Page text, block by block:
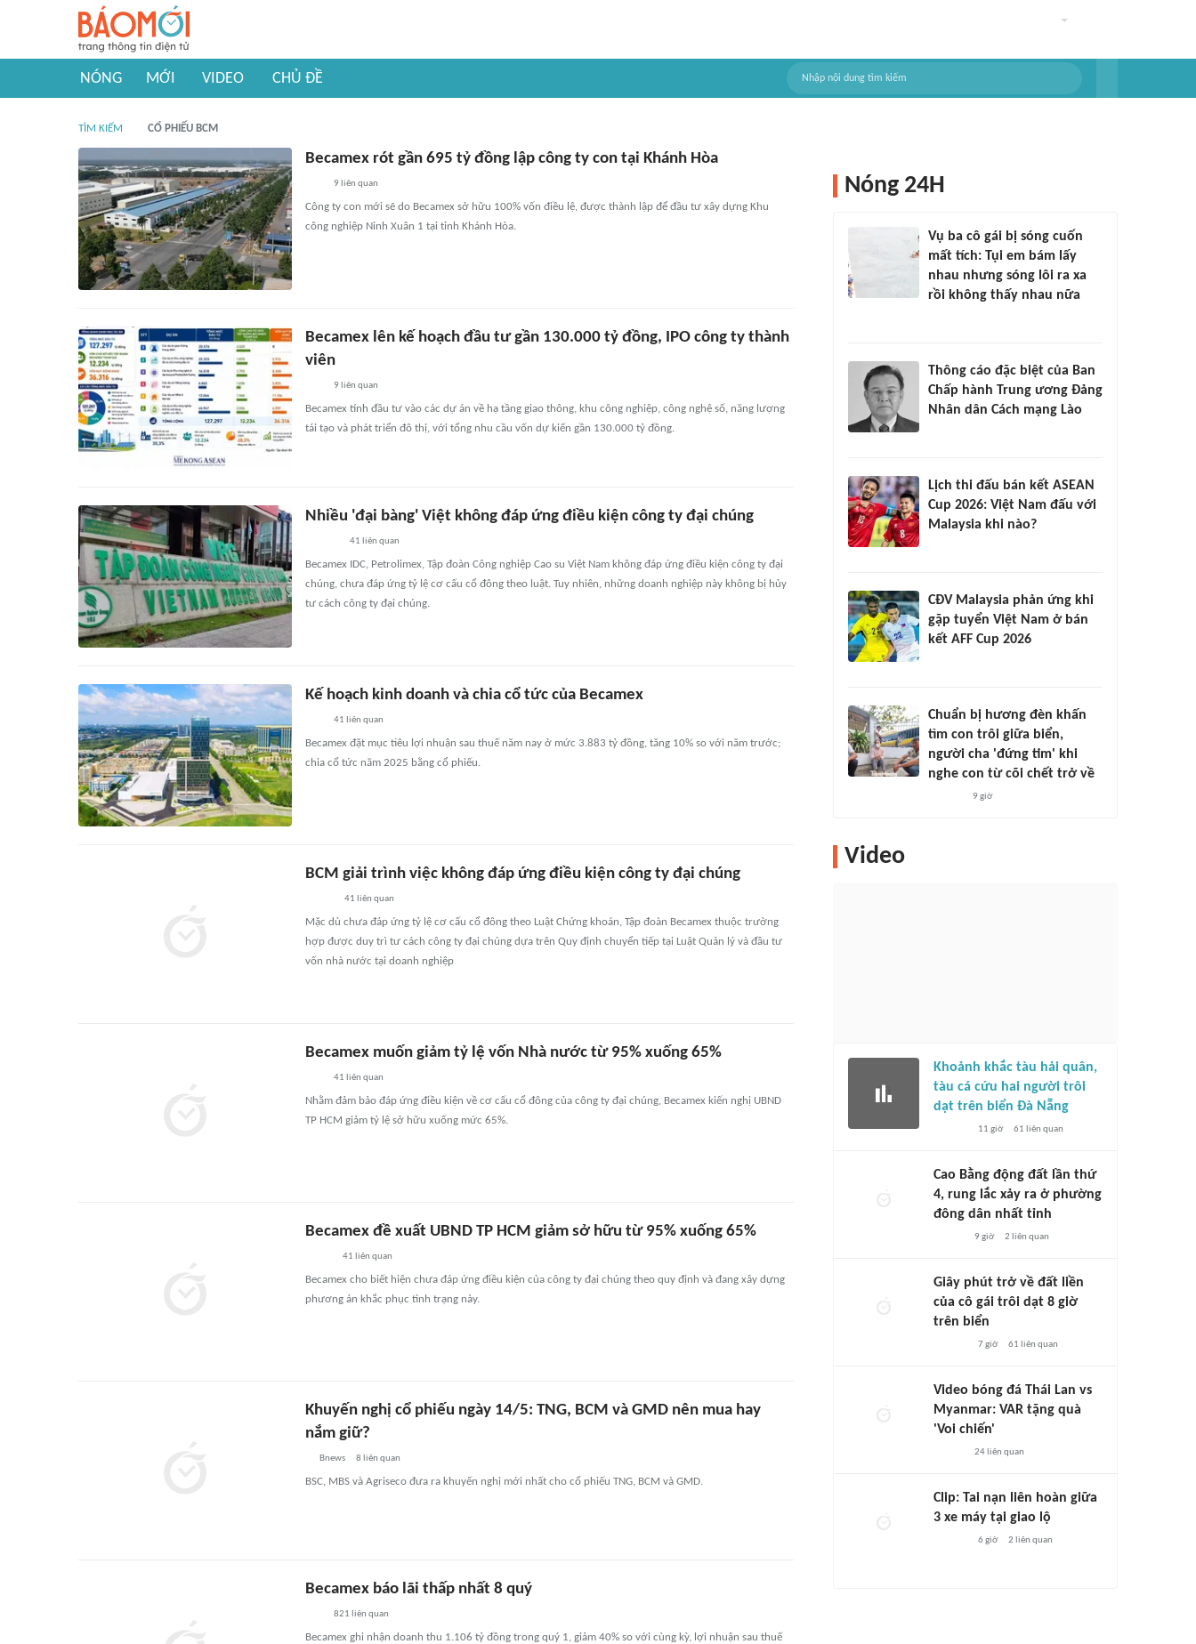
NÓNG MỚI VIDEO CHỦ ĐỀ
TÌM KIẾM CỔ PHIẾU BCM
Becamex rót gần 695 tỷ đồng lập công ty con tại Khánh Hòa
9 liên quan
Công ty con mới sẽ do Becamex sở hữu 100% vốn điều lệ, được thành lập để đầu tư xây dựng Khu
công nghiệp Ninh Xuân 1 tại tỉnh Khánh Hòa.
Becamex lên kế hoạch đầu tư gần 130.000 tỷ đồng, IPO công ty thành
viên
9 liên quan
Becamex tính đầu tư vào các dự án về hạ tầng giao thông, khu công nghiệp, công nghệ số, năng lượng
tái tạo và phát triển đô thị, với tổng nhu cầu vốn dự kiến gần 130.000 tỷ đồng.
Nhiều 'đại bàng' Việt không đáp ứng điều kiện công ty đại chúng
41 liên quan
Becamex IDC, Petrolimex, Tập đoàn Công nghiệp Cao su Việt Nam không đáp ứng điều kiện công ty đại
chúng, chưa đáp ứng tỷ lệ cơ cấu cổ đông theo luật. Tuy nhiên, những doanh nghiệp này không bị hủy
tư cách công ty đại chúng.
Kế hoạch kinh doanh và chia cổ tức của Becamex
41 liên quan
Becamex đặt mục tiêu lợi nhuận sau thuế năm nay ở mức 3.883 tỷ đồng, tăng 10% so với năm trước;
chia cổ tức năm 2025 bằng cổ phiếu.
BCM giải trình việc không đáp ứng điều kiện công ty đại chúng
41 liên quan
Mặc dù chưa đáp ứng tỷ lệ cơ cấu cổ đông theo Luật Chứng khoán, Tập đoàn Becamex thuộc trường
hợp được duy trì tư cách công ty đại chúng dựa trên Quy định chuyển tiếp tại Luật Quản lý và đầu tư
vốn nhà nước tại doanh nghiệp
Becamex muốn giảm tỷ lệ vốn Nhà nước từ 95% xuống 65%
41 liên quan
Nhằm đảm bảo đáp ứng điều kiện về cơ cấu cổ đông của công ty đại chúng, Becamex kiến nghị UBND
TP HCM giảm tỷ lệ sở hữu xuống mức 65%.
Becamex đề xuất UBND TP HCM giảm sở hữu từ 95% xuống 65%
41 liên quan
Becamex cho biết hiện chưa đáp ứng điều kiện của công ty đại chúng theo quy định và đang xây dựng
phương án khắc phục tình trạng này.
Khuyến nghị cổ phiếu ngày 14/5: TNG, BCM và GMD nên mua hay
nắm giữ?
Bnews 8 liên quan
BSC, MBS và Agriseco đưa ra khuyến nghị mới nhất cho cổ phiếu TNG, BCM và GMD.
Becamex báo lãi thấp nhất 8 quý
821 liên quan
Becamex ghi nhận doanh thu 1.106 tỷ đồng trong quý 1, giảm 40% so với cùng kỳ, lợi nhuận sau thuế
Nóng 24H
Vụ ba cô gái bị sóng cuốn
mất tích: Tụi em bám lấy
nhau nhưng sóng lôi ra xa
rồi không thấy nhau nữa
Thông cáo đặc biệt của Ban
Chấp hành Trung ương Đảng
Nhân dân Cách mạng Lào
Lịch thi đấu bán kết ASEAN
Cup 2026: Việt Nam đấu với
Malaysia khi nào?
CĐV Malaysia phản ứng khi
gặp tuyển Việt Nam ở bán
kết AFF Cup 2026
Chuẩn bị hương đèn khấn
tìm con trôi giữa biển,
người cha 'đứng tim' khi
nghe con từ cõi chết trở về
9 giờ
Video
Khoảnh khắc tàu hải quân,
tàu cá cứu hai người trôi
dạt trên biển Đà Nẵng
11 giờ 61 liên quan
Cao Bằng động đất lần thứ
4, rung lắc xảy ra ở phường
đông dân nhất tỉnh
9 giờ 2 liên quan
Giây phút trở về đất liền
của cô gái trôi dạt 8 giờ
trên biển
7 giờ 61 liên quan
Video bóng đá Thái Lan vs
Myanmar: VAR tặng quà
'Voi chiến'
24liên quan
Clip: Tai nạn liên hoàn giữa
3 xe máy tại giao lộ
6 giờ 2 liên quan